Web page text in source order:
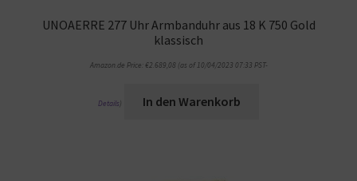
UNOAERRE 277 Uhr Armbanduhr aus 18 K 750 Gold
klassisch
Amazon.de Price: €2.689,08 (as of 10/04/2023 07:33 PST-
Details In den Warenkorb